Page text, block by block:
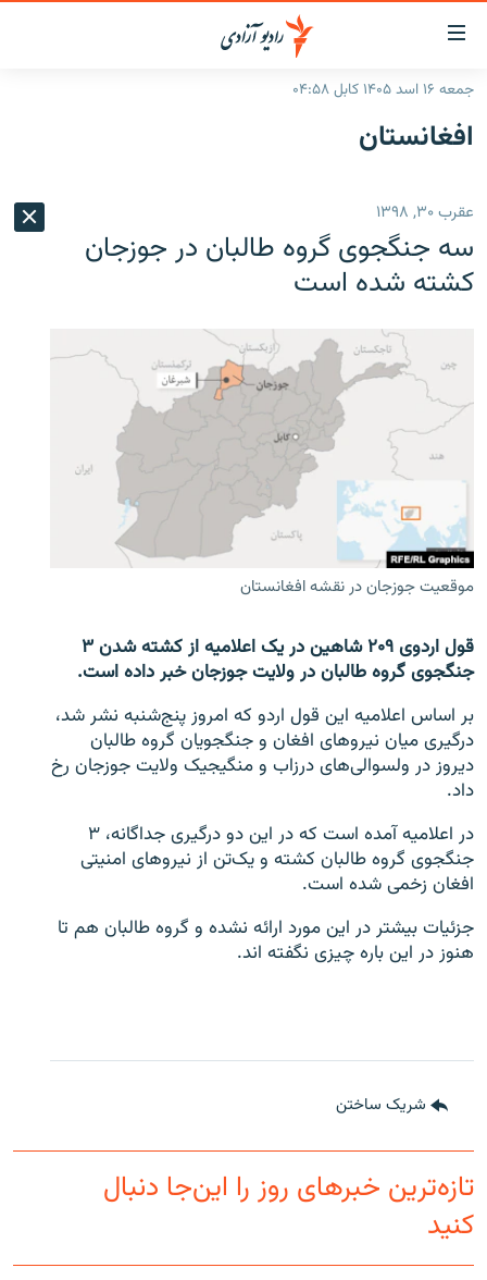
لینک‌های
قابل
دسترسی
بازگشت
بازگشت
منوی
اصلی
صفحه
صفحه نخست
گزارش‌ها
شرق میانه
افغانستان
جهان
جدول نشرات
مصاحبه‌ها
مجموعه تصویری
ورزش
بحران مهاجرت
'کووید-۱۹'
تماس
صفحه پشتو
Azadi English
به ما بپیوندید
همۀ سایت‌های رادیو آزادی/ رادیو اروپای آزاد
جمعه ۱۶ اسد ۱۴۰۵ کابل ۰۴:۵۸
افغانستان
عقرب ۳۰, ۱۳۹۸
سه جنگجوی گروه طالبان در جوزجان
کشته شده است
موقعیت جوزجان در نقشه افغانستان
قول اردوی ۲۰۹ شاهین در یک اعلامیه
از کشته شدن ۳
جنگجوی گروه طالبان در ولایت جوزجان خبر داده است.
بر اساس اعلامیه این قول اردو که امروز پنج‌شنبه نشر شد،
درگیری میان نیرو‌های افغان و جنگجویان گروه طالبان
دیروز در ولسوالی‌های درزاب و منگیجیک ولایت جوزجان رخ
داد.
در اعلامیه آمده است که در این دو درگیری جداگانه، ۳
جنگجوی گروه طالبان کشته و یک‌تن از نیروهای امنیتی
افغان زخمی شده است.
جزئیات بیشتر در این مورد ارائه نشده و گروه طالبان هم تا
هنوز در این باره چیزی نگفته اند.
شریک ساختن
تازه‌ترین خبرهای روز را این‌جا دنبال
کنید